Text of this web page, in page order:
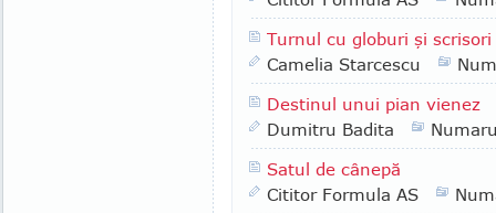
Turnul cu globuri şi scrisori
Camelia Starcescu
Destinul unui pian vienez
Dumitru Badita
Satul de cânepă
Cititor Formula AS